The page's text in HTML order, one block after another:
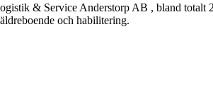
& Service Anderstorp AB , bland totalt
och habilitering.